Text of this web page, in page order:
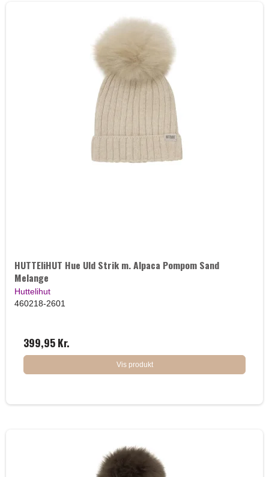
HUTTEliHUT Hue Uld Strik m. Alpaca Pompom Sand
Melange
Huttelihut
460218-2601
399,95 Kr.
Vis produkt